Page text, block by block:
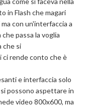
in Flash che magari
con un'interfaccia a
passa la voglia
che si
ci rende conto che è
e interfaccia solo
possono aspettare in
video 800x600, ma